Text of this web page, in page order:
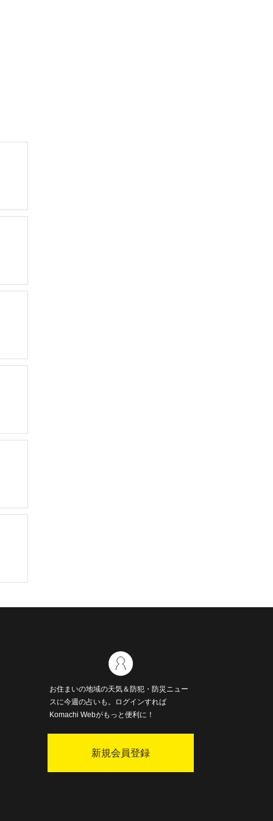
お住まいの地域の天気＆防犯・防災ニュー
スに今週の占いも。ログインすれば
Komachi Webがもっと便利に！
新規会員登録